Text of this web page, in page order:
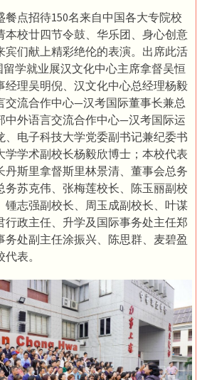
餐点招待150名来自中国各大专院校
本校廿四节令鼓、华乐团、身心创意
宾们献上精彩绝伦的表演。出席此活
留学就业展汉文化中心主席拿督吴恒
经理吴明倪、汉文化中心总经理杨毅
交流合作中心—汉考国际董事长兼总
中外语言交流合作中心—汉考国际运
、电子科技大学党委副书记兼纪委书
学学术副校长杨毅欣博士；本校代表
丹斯里拿督斯里林景清、董事会总务
务苏克伟、张梅莲校长、陈玉丽副校
锺志强副校长、周玉成副校长、叶谋
行政主任、升学及国际事务处主任郑
务处副主任涂振兴、陈思群、麦碧盈
表。